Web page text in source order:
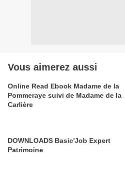
Vous aimerez aussi
Online Read Ebook Madame de la
Pommeraye suivi de Madame de la
Carlière
DOWNLOADS Basic'Job Expert
Patrimoine